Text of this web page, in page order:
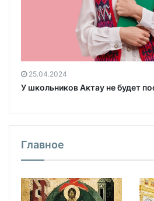
25.04.2024
У школьников Актау не будет
Главное